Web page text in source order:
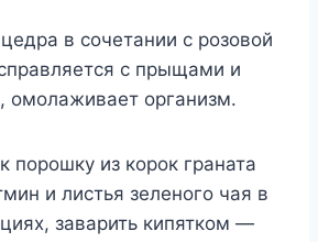
в сочетании с розовой
с прыщами и
омолаживает организм.
порошку из корок граната
и листья зеленого чая в
заварить кипятком —